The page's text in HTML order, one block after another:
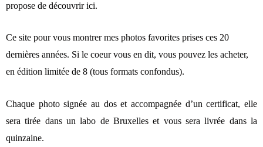
propose de découvrir ici.
Ce site pour vous montrer mes photos favorites prises ces 20
dernières années. Si le coeur vous en dit, vous pouvez les acheter,
en édition limitée de 8 (tous formats confondus).
Chaque photo signée au dos et accompagnée d’un certificat, elle
sera tirée dans un labo de Bruxelles et vous sera livrée dans la
quinzaine.